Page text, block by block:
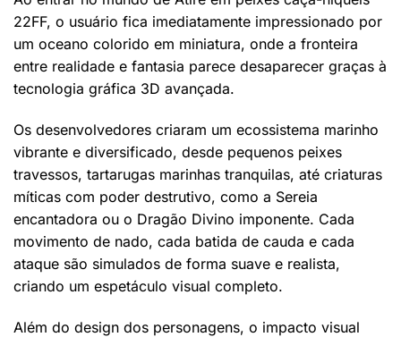
22FF, o usuário fica imediatamente impressionado por
um oceano colorido em miniatura, onde a fronteira
entre realidade e fantasia parece desaparecer graças à
tecnologia gráfica 3D avançada.
Os desenvolvedores criaram um ecossistema marinho
vibrante e diversificado, desde pequenos peixes
travessos, tartarugas marinhas tranquilas, até criaturas
míticas com poder destrutivo, como a Sereia
encantadora ou o Dragão Divino imponente. Cada
movimento de nado, cada batida de cauda e cada
ataque são simulados de forma suave e realista,
criando um espetáculo visual completo.
Além do design dos personagens, o impacto visual